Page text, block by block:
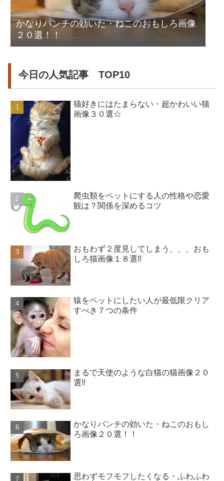
かなりパンチの効いた・ねこのおもしろ画像
２０選！！
今日の人気記事 TOP10
猫好きにはたまらない・超かわいい猫
画像３０選☆
爬虫類をペットにする人の性格や恋愛
観は？関係を深めるコツ
おもわず２度見してしまう、、、おも
しろ猫画像１８選!!
猿をペットにしたい人が最低限クリア
すべき７つの条件
まるで天使のような白猫の猫画像２０
選!!
かなりパンチの効いた・ねこのおもし
ろ画像２０選！！
思わずモフモフしたくなる・ふわふわ